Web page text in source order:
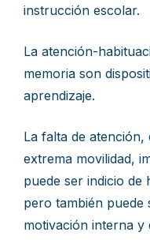
instrucción escolar.
La atención-
memoria son
aprendizaje.
La falta de atención,
extrema movilidad,
puede ser indicio de
pero también puede
motivación interna y